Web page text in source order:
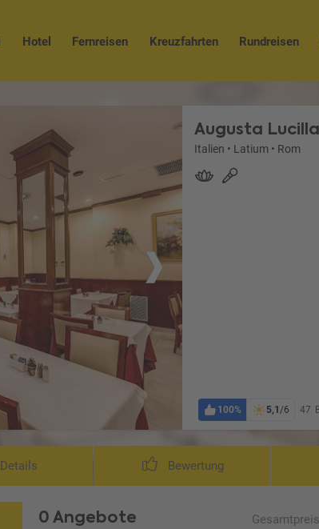
Hotel Fernreisen Kreuzfahrten Rundreisen
Augusta
Italien • Latium • Rom
100% 5,1/6 47
Details Bewertung
0 Angebote Gesamtpreis